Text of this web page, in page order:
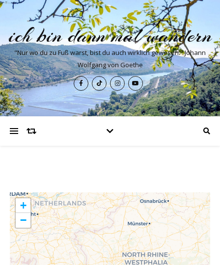
ich bin dann mal wandern
"Nur wo du zu Fuß warst, bist du auch wirklich gewesen." Johann
Wolfgang von Goethe
+
−